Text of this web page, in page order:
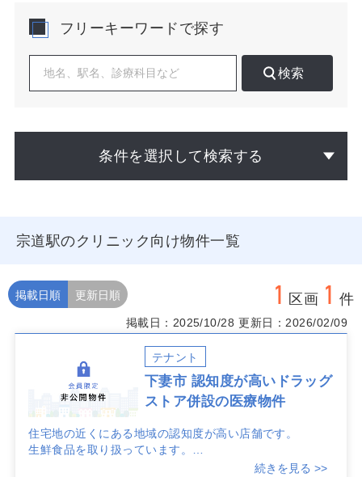
科・整形外科・皮膚科など生活密着型の診療科が地域性
と親和的で、検査拠点や中核病院への紹介動線を整える
開業検討では、宗道駅からの徒歩圏と車来院圏の二層で
近隣に日常型店舗やドラッグストア、スーパーがある物
件は、来店ついで需要を取り込みやすく、朝夕の来院ピ
ーク把握にも役立ちます。学校や高齢者施設との位置関
係は季節性の受診動向に影響するため、インフルエンザ
介・逆紹介のルートを初期から明確化すると、患者説明
宗道駅でクリニック向け物件を選ぶ際は、駅前視認性か
幹線沿いの駐車利便かという立地戦略をまず定義し、看
板到達距離、歩車分離のしやすさ、雨天時のアプローチ
い。開業後の増築や機能拡張を見込む場合は、隣接区画
との関係や周辺用途地域の将来像も合わせて検討する
と、移転リスクの低減に寄与します。物件ポータル上の
宗道駅 クリニック 物件情報だけでは読み取れない要素も
多いため、候補地の現地同行調査や時間帯別の交通観測
を組み合わせると精度が上がります。
宗道駅周辺での開業計画について、掲載中の宗道駅 クリ
フリーキーワードで探す
検索
条件を選択して検索する
宗道駅のクリニック向け物件一覧
1 区画 1 件
掲載日順 更新日順
掲載日：2025/10/28 更新日：2026/02/09
テナント
下妻市 認知度が高いドラッグ
ストア併設の医療物件
住宅地の近くにある地域の認知度が高い店舗です。
生鮮食品を取り扱っています。
続きを見る >>